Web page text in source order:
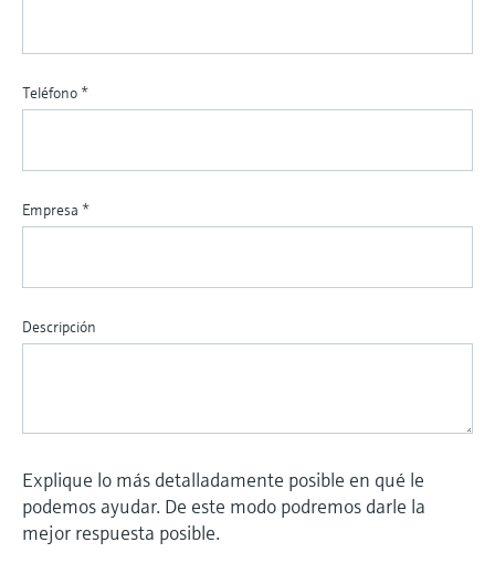
Teléfono *
Empresa *
Descripción
Explique lo más detalladamente posible en qué le
podemos ayudar. De este modo podremos darle la
mejor respuesta posible.